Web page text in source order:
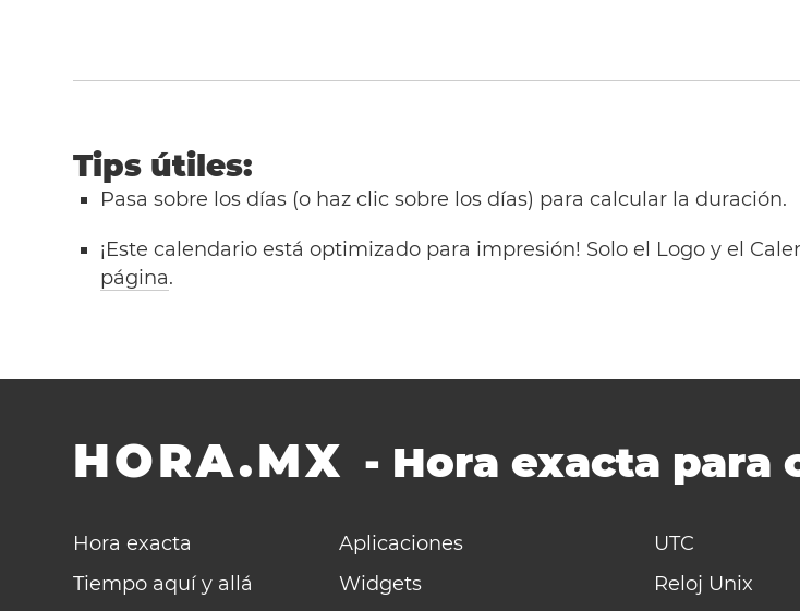
Tips útiles:
Pasa sobre los días (o haz clic sobre los días) para calcular la duración.
¡Este calendario está optimizado para impresión! Solo el Logo y el
página.
HORA.MX - Hora exacta para
Hora exacta
Tiempo aquí y allá
Aplicaciones
Widgets
UTC
Reloj Unix